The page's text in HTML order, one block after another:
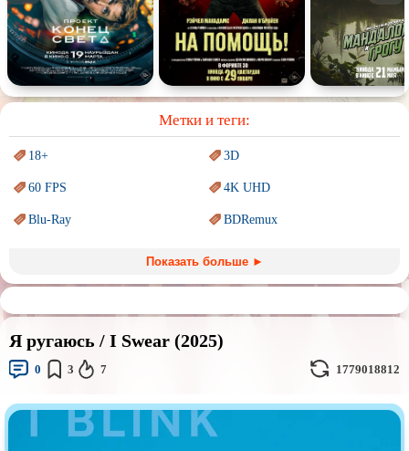
Спектакль Сказка Немое кино Для взрослых
Метки и теги:
18+ 3D
60 FPS 4K UHD
Blu-Ray BDRemux
Sci-Fi (Научнаяфантастика) Trash (трэш) movies
Авангард иСюрреализм Ангелы и Демоны
Аниме
Врачи
Индийское кино Киберпанк
Показать больше ►
Я ругаюсь / I Swear (2025)
0 3 7 1779018812